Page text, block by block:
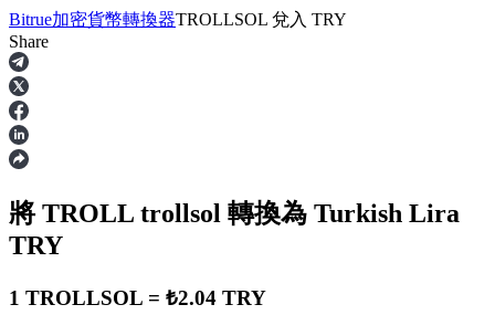
合約
Bitrue加密貨幣轉換器TROLLSOL 兌入 TRY
Share
將 TROLL trollsol 轉換為 Turkish Lira
TRY
1 TROLLSOL = ₺2.04 TRY